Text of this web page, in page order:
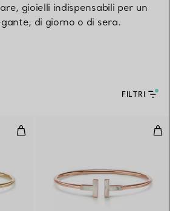
gioielli indispensabili per un
di giorno o di sera.
FILTRI
Bracciale Wire in oro giallo con